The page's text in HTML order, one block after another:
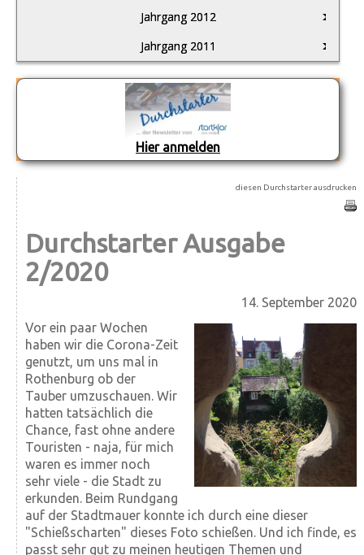
Jahrgang 2012
Jahrgang 2011
Hier anmelden
diesen Durchstarter ausdrucken
Durchstarter Ausgabe
2/2020
14. September 2020
Vor ein paar Wochen
haben wir die Corona-Zeit
genutzt, um uns mal in
Rothenburg ob der
Tauber umzuschauen. Wir
hatten tatsächlich die
Chance, fast ohne andere
Touristen - naja, für mich
waren es immer noch
sehr viele - die Stadt zu
erkunden. Beim Rundgang
auf der Stadtmauer konnte ich durch eine dieser
"Schießscharten" dieses Foto schießen. Und ich finde, es
passt sehr gut zu meinen heutigen Themen und